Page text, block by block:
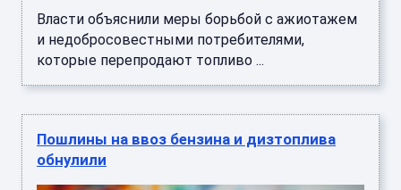
Власти объяснили меры борьбой с ажиотажем
и недобросовестными потребителями,
которые перепродают топливо ...
Пошлины на ввоз бензина и дизтоплива
обнулили